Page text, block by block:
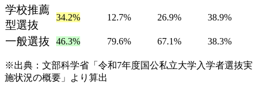
学校推薦
型選抜
34.2% 12.7% 26.9% 38.9%
一般選抜 46.3% 79.6% 67.1% 38.3%
※出典：文部科学省「令和7年度国公私立大学入学者選抜実
施状況の概要」より算出